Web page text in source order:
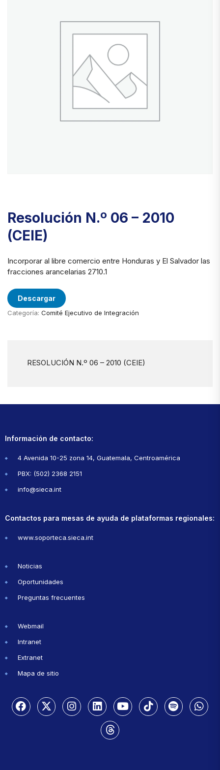
Resolución N.º 06 – 2010
(CEIE)
Incorporar al libre comercio entre Honduras y El Salvador las
fracciones arancelarias 2710.1
Descargar
Categoría: Comité Ejecutivo de Integración
RESOLUCIÓN N.º 06 – 2010 (CEIE)
Información de contacto:
4 Avenida 10-25 zona 14, Guatemala, Centroamérica
PBX: (502) 2368 2151
info@sieca.int
Contactos para mesas de ayuda de plataformas regionales:
www.soporteca.sieca.int
Noticias
Oportunidades
Preguntas frecuentes
Webmail
Intranet
Extranet
Mapa de sitio